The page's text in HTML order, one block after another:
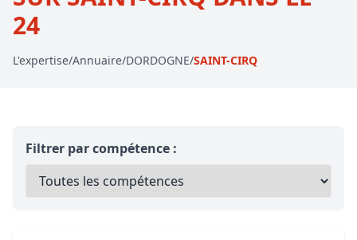
24
L'expertise/Annuaire/DORDOGNE/SAINT-CIRQ
Filtrer par compétence :